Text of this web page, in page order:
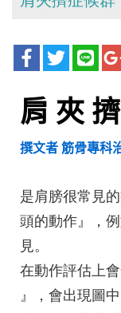
肩 夾
撰文者 筋骨專科
是肩膀很常見
頭的動作』，
見。
在動作評估上
』，會出現圖